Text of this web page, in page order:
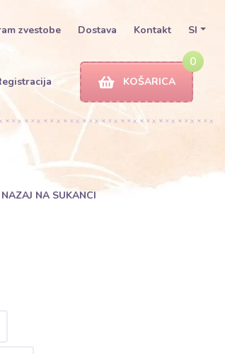
zvestobe Dostava Kontakt SI
0
KOŠARICA
NAZAJ NA SUKANCI